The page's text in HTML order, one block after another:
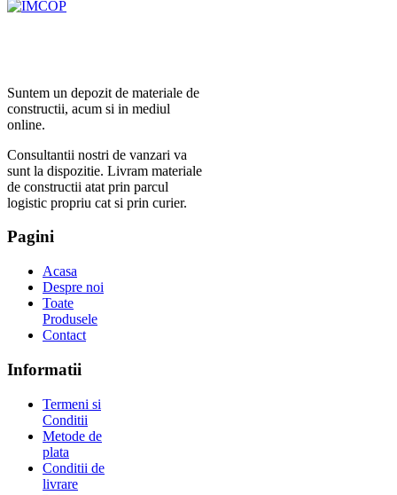
Suntem un depozit de materiale de
constructii, acum si in mediul
online.
Consultantii nostri de vanzari va
sunt la dispozitie. Livram materiale
de constructii atat prin parcul
logistic propriu cat si prin curier.
Pagini
Acasa
Despre noi
Toate
Produsele
Contact
Informatii
Termeni si
Conditii
Metode de
plata
Conditii de
livrare